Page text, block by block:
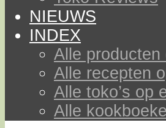
NIEUWS
INDEX
Alle producten
Alle recepten
Alle toko’s op
Alle